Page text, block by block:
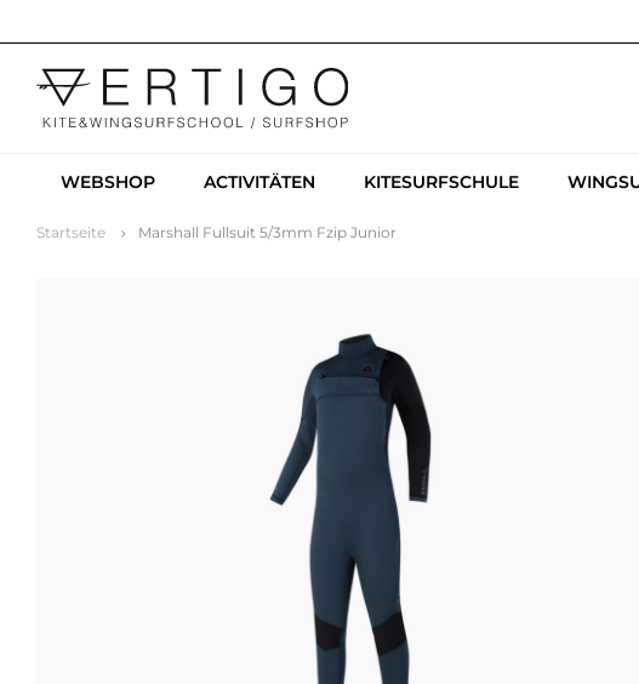
WEBSHOP ACTIVITÄTEN KITESURFSCHULE
Startseite Marshall Fullsuit 5/3mm Fzip Junior